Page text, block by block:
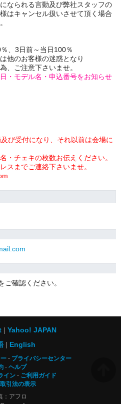
なられる言動及び弊社スタッフの
はキャンセル扱いさせて頂く場合
、3日前～当日100％
他のお客様の迷惑となり
、ご注意下さいませ。
・モデル名・申込番号をお知らせ
び受付になり、それ以前は会場に
・チェキの枚数お伝えください。
スまでご連絡下さいませ。
ご確認ください。
Yahoo! JAPAN
English
プライバシーセンター
ヘルプ
イン
ご利用ガイド
引法の表示
：アフロ